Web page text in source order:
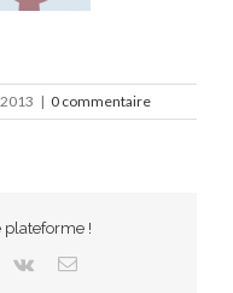
| 0 commentaire
plateforme !
Vk Email